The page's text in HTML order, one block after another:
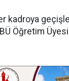
kadroya
Öğretim